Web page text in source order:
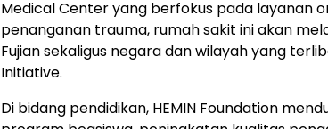
Medical Center yang berfokus pada layanan
penanganan trauma, rumah sakit ini akan
Fujian sekaligus negara dan wilayah yang
Initiative.
Di bidang pendidikan, HEMIN Foundation